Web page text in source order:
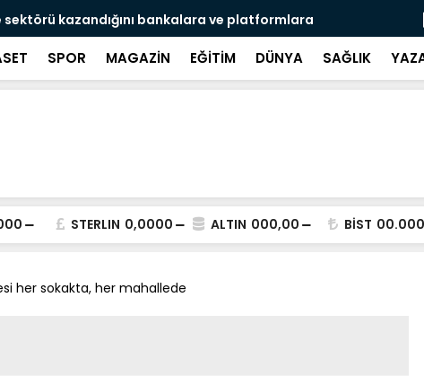
mirası Gaziantep’ten geleceğe taşınıyor
SPOR MAGAZİN EĞİTİM DÜNYA SAĞLIK
STERLIN 0,0000 ALTIN 000,00 BİST 00.000
her sokakta, her mahallede